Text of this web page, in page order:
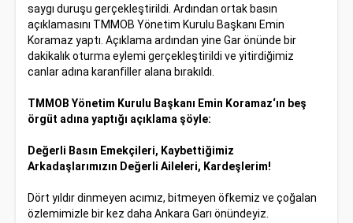
saygı duruşu gerçekleştirildi. Ardından ortak basın
açıklamasını TMMOB Yönetim Kurulu Başkanı Emin
Koramaz yaptı. Açıklama ardından yine Gar önünde bir
dakikalık oturma eylemi gerçekleştirildi ve yitirdiğimiz
canlar adına karanfiller alana bırakıldı.
TMMOB Yönetim Kurulu Başkanı Emin Koramaz‘ın beş
örgüt adına yaptığı açıklama şöyle:
Değerli Basın Emekçileri, Kaybettiğimiz
Arkadaşlarımızın Değerli Aileleri, Kardeşlerim!
Dört yıldır dinmeyen acımız, bitmeyen öfkemiz ve çoğalan
özlemimizle bir kez daha Ankara Garı önündeyiz.